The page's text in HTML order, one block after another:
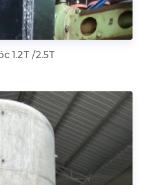
1.2T /2.5T